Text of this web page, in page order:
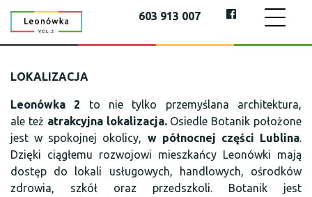
603 913 007
LOKALIZACJA
Leonówka 2 to nie tylko przemyślana architektura,
ale też atrakcyjna lokalizacja.Osiedle Botanik położone
jest w spokojnej okolicy, w północnej części Lublina.
Dzięki ciągłemu rozwojowi mieszkańcy Leonówki mają
dostęp do lokali usługowych, handlowych, ośrodków
zdrowia, szkół oraz przedszkoli. Botanik jest